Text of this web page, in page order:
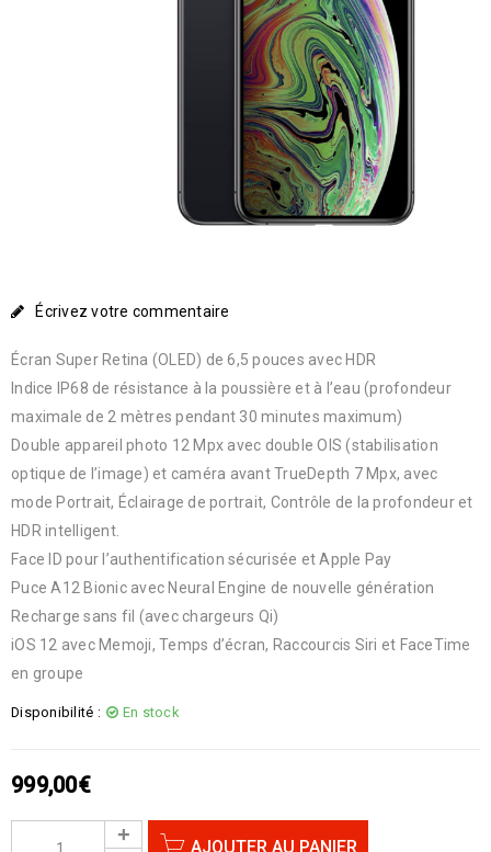
Écrivez votre commentaire
Écran Super Retina (OLED) de 6,5 pouces avec HDR
Indice IP68 de résistance à la poussière et à l’eau (profondeur
maximale de 2 mètres pendant 30 minutes maximum)
Double appareil photo 12 Mpx avec double OIS (stabilisation
optique de l’image) et caméra avant TrueDepth 7 Mpx, avec
mode Portrait, Éclairage de portrait, Contrôle de la profondeur et
HDR intelligent.
Face ID pour l’authentification sécurisée et Apple Pay
Puce A12 Bionic avec Neural Engine de nouvelle génération
Recharge sans fil (avec chargeurs Qi)
iOS 12 avec Memoji, Temps d’écran, Raccourcis Siri et FaceTime
en groupe
Disponibilité : En stock
999,00€
AJOUTER AU PANIER